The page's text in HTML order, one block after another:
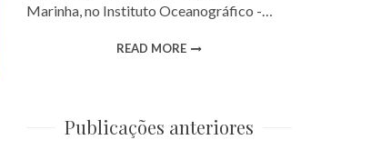
Marinha, no Instituto Oceanográfico -…
READ MORE
Publicações anteriores